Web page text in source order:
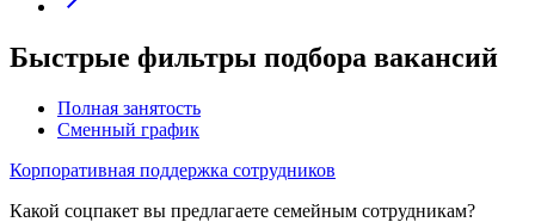
Быстрые фильтры подбора вакансий
Полная занятость
Сменный график
Корпоративная поддержка сотрудников
Какой соцпакет вы предлагаете семейным сотрудникам?